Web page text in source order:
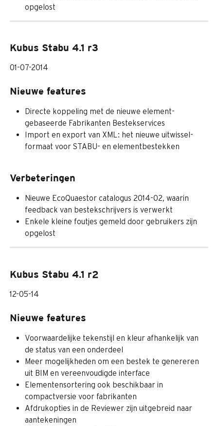
opgelost
Kubus Stabu 4.1 r3
01-07-2014
Nieuwe features
Directe koppeling met de nieuwe element-
gebaseerde Fabrikanten Bestekservices
Import en export van XML: het nieuwe uitwissel-
formaat voor STABU- en elementbestekken
Verbeteringen
Nieuwe EcoQuaestor catalogus 2014-02, waarin
feedback van bestekschrijvers is verwerkt
Enkele kleine foutjes gemeld door gebruikers zijn
opgelost
Kubus Stabu 4.1 r2
12-05-14
Nieuwe features
Voorwaardelijke tekenstijl en kleur afhankelijk van
de status van een onderdeel
Meer mogelijkheden om een bestek te genereren
uit BIM en vereenvoudigde interface
Elementensortering ook beschikbaar in
compactversie voor fabrikanten
Afdrukopties in de Reviewer zijn uitgebreid naar
aantekeningen